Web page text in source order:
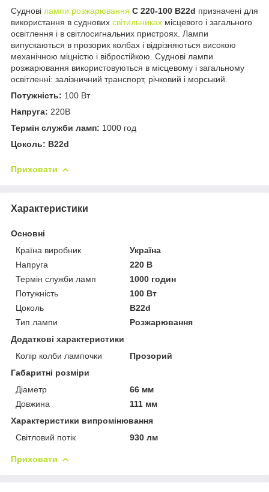
Суднові лампи розжарювання С 220-100 B22d призначені для
використання в суднових світильниках місцевого і загального
освітлення і в світлосигнальних пристроях. Лампи
випускаються в прозорих колбах і відрізняються високою
механічною міцністю і вібростійкою. Суднові лампи
розжарювання використовуються в місцевому і загальному
освітленні: залізничний транспорт, річковий і морський.
Потужність: 100 Вт
Напруга: 220В
Термін служби ламп: 1000 год
Цоколь: B22d
Приховати
Характеристики
Основні
Країна виробник
Україна
Напруга
220 В
Термін служби ламп
1000 годин
Потужність
100 Вт
Цоколь
B22d
Тип лампи
Розжарювання
Додаткові характеристики
Колір колби лампочки
Прозорий
Габаритні розміри
Діаметр
66 мм
Довжина
111 мм
Характеристики випромінювання
Світловий потік
930 лм
Приховати